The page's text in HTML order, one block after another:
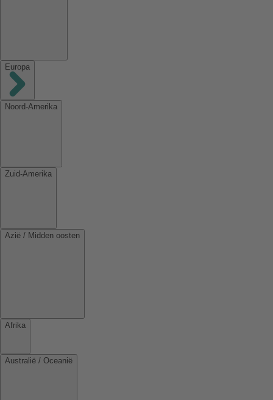
Europa
Noord-Amerika
Zuid-Amerika
Azië / Midden oosten
Afrika
Australië / Oceanië